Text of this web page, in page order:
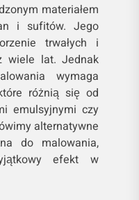
materiałem
i sufitów. Jego
trwałych i
wiele lat. Jednak
wymaga
różnią się od
emulsyjnymi czy
alternatywne
do malowania,
efekt w